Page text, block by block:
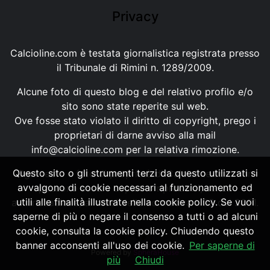
Privacy
Calcioline.com è testata giornalistica registrata presso
il Tribunale di Rimini n. 1289/2009.
Alcune foto di questo blog e del relativo profilo e/o
sito sono state reperite sul web.
Ove fosse stato violato il diritto di copyright, prego i
proprietari di darne avviso alla mail
info@calcioline.com per la relativa rimozione.
Ogni testo e foto di proprietà di Calcioline.com non
possono essere copiati o riprodotti, senza
autorizzazione, ai sensi della normativa n.29 del 2001.
Powered by SpheraHouse
Questo sito o gli strumenti terzi da questo utilizzati si
avvalgono di cookie necessari al funzionamento ed
utili alle finalità illustrate nella cookie policy. Se vuoi
saperne di più o negare il consenso a tutti o ad alcuni
cookie, consulta la cookie policy. Chiudendo questo
banner acconsenti all'uso dei cookie. Per saperne di
più
Chiudi